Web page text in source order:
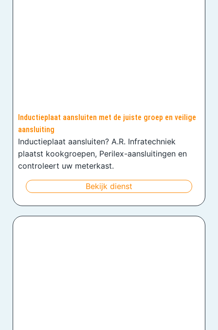
Inductieplaat aansluiten met de juiste groep en veilige
aansluiting
Inductieplaat aansluiten? A.R. Infratechniek
plaatst kookgroepen, Perilex-aansluitingen en
controleert uw meterkast.
Bekijk dienst